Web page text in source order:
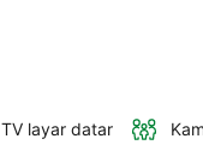
TV layar datar